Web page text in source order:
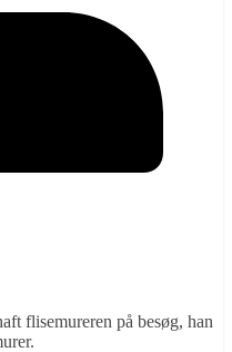
flisemureren på besøg, han